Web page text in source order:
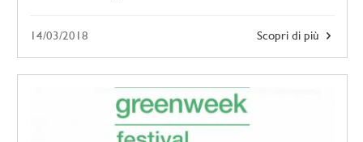
Scopri di più
14/03/2018